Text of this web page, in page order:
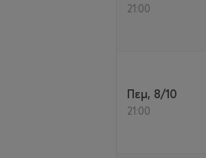
21:00
Πεμ, 8/10
21:00